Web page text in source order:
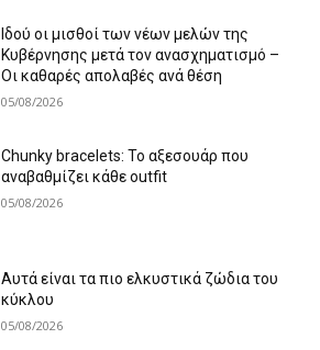
Ιδού οι μισθοί των νέων μελών της
Κυβέρνησης μετά τον ανασχηματισμό –
Οι καθαρές απολαβές ανά θέση
05/08/2026
Chunky bracelets: Το αξεσουάρ που
αναβαθμίζει κάθε outfit
05/08/2026
Αυτά είναι τα πιο ελκυστικά ζώδια του
κύκλου
05/08/2026